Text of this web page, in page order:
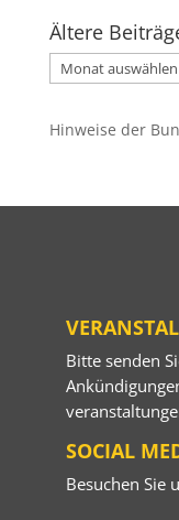
Ältere
Ältere
Beiträge
Hinweise der
Bitte senden
SOCIAL
Besuchen Sie